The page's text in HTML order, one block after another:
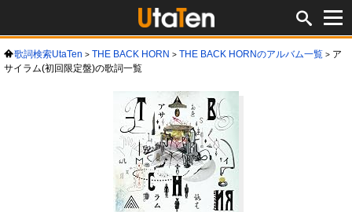
歌詞検索UtaTen THE BACK HORN THE BACK HORNのアルバム一覧
ア
サイラム(初回限定盤)の歌詞一覧